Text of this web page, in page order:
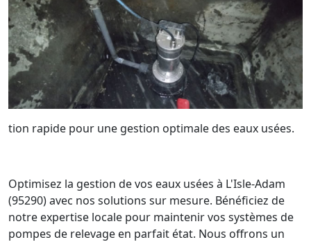
tion rapide pour une gestion optimale des eaux usées.
Optimisez la gestion de vos eaux usées à L'Isle-Adam
(95290) avec nos solutions sur mesure. Bénéficiez de
notre expertise locale pour maintenir vos systèmes de
pompes de relevage en parfait état. Nous offrons un